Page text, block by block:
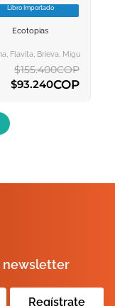
INFORMACION
Libro Importado
Ecotopias
Flavita, Brieva, Miguel
$155.400COP
$93.240COP
AL CARRITO
newsletter
Regístrate